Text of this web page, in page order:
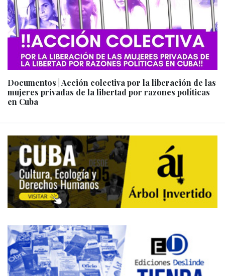
Documentos | Acción colectiva por la liberación de las
mujeres privadas de la libertad por razones políticas
en Cuba